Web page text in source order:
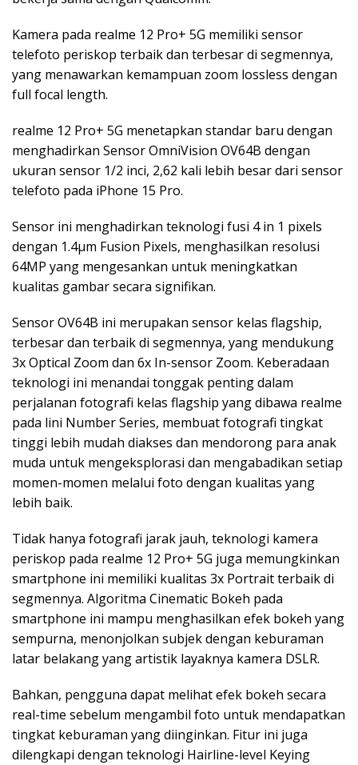
Kamera pada realme 12 Pro+ 5G memiliki sensor
telefoto periskop terbaik dan terbesar di segmennya,
yang menawarkan kemampuan zoom lossless dengan
full focal length.
realme 12 Pro+ 5G menetapkan standar baru dengan
menghadirkan Sensor OmniVision OV64B dengan
ukuran sensor 1/2 inci, 2,62 kali lebih besar dari sensor
telefoto pada iPhone 15 Pro.
Sensor ini menghadirkan teknologi fusi 4 in 1 pixels
dengan 1.4μm Fusion Pixels, menghasilkan resolusi
64MP yang mengesankan untuk meningkatkan
kualitas gambar secara signifikan.
Sensor OV64B ini merupakan sensor kelas flagship,
terbesar dan terbaik di segmennya, yang mendukung
3x Optical Zoom dan 6x In-sensor Zoom. Keberadaan
teknologi ini menandai tonggak penting dalam
perjalanan fotografi kelas flagship yang dibawa realme
pada lini Number Series, membuat fotografi tingkat
tinggi lebih mudah diakses dan mendorong para anak
muda untuk mengeksplorasi dan mengabadikan setiap
momen-momen melalui foto dengan kualitas yang
lebih baik.
Tidak hanya fotografi jarak jauh, teknologi kamera
periskop pada realme 12 Pro+ 5G juga memungkinkan
smartphone ini memiliki kualitas 3x Portrait terbaik di
segmennya. Algoritma Cinematic Bokeh pada
smartphone ini mampu menghasilkan efek bokeh yang
sempurna, menonjolkan subjek dengan keburaman
latar belakang yang artistik layaknya kamera DSLR.
Bahkan, pengguna dapat melihat efek bokeh secara
real-time sebelum mengambil foto untuk mendapatkan
tingkat keburaman yang diinginkan. Fitur ini juga
dilengkapi dengan teknologi Hairline-level Keying